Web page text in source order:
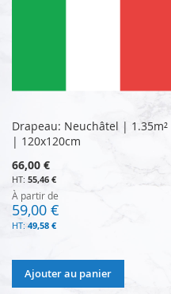
Drapeau: Neuchâtel | 1.35m²
| 120x120cm
66,00 €
55,46 €
À partir de
59,00 €
49,58 €
Ajouter au panier